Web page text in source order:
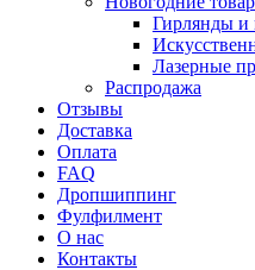
Гирлянды и
Лазерные
Распродажа
Отзывы
Доставка
Оплата
FAQ
Дропшиппинг
Фулфилмент
О нас
Контакты